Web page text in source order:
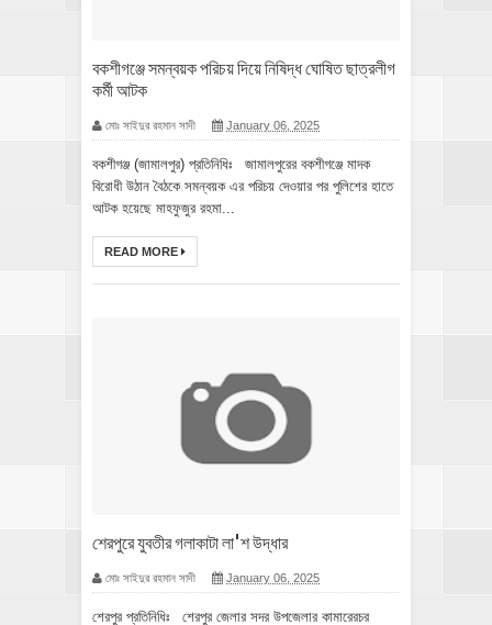
বকশীগঞ্জে সমন্বয়ক পরিচয় দিয়ে নিষিদ্ধ ঘোষিত ছাত্রলীগ
কর্মী আটক
মোঃ সাইদুর রহমান সাদী January 06, 2025
বকশীগঞ্জ (জামালপুর) প্রতিনিধিঃ জামালপুরের বকশীগঞ্জে মাদক
বিরোধী উঠান বৈঠকে সমন্বয়ক এর পরিচয় দেওয়ার পর পুলিশের হাতে
আটক হয়েছে মাহফুজুর রহমা...
READ MORE
শেরপুরে যুবতীর গলাকাটা লা'শ উদ্ধার
মোঃ সাইদুর রহমান সাদী January 06, 2025
শেরপুর প্রতিনিধিঃ শেরপুর জেলার সদর উপজেলার কামারেরচর